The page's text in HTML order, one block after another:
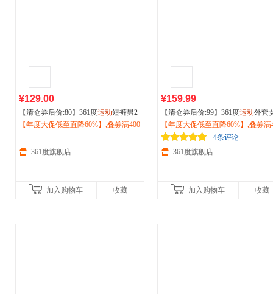
¥129.00
【清仓券后价:80】361度运动短裤男2
026夏新款男子运动透气五分裤户外运
【年度大促低至直降60%】,叠券满400
361度旗舰店
加入购物车 收藏
¥159.99
【清仓券后价:99】361度运动外套
026秋季新款防风防泼水梭织风衣
休闲户外上衣662534601V
【年度大促低至直降60%】,叠券满
减150/600减230,立即抢购！
4条评论
361度旗舰店
加入购物车 收藏